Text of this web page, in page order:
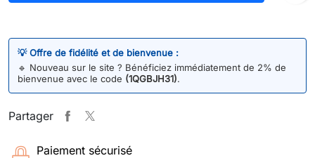
💡 Offre de fidélité et de bienvenue :
🔹 Nouveau sur le site ? Bénéficiez immédiatement de 2% de
bienvenue avec le code (1QGBJH31).
Partager
Paiement sécurisé